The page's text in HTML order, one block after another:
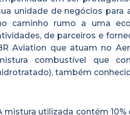
unidade de negócios para
caminho rumo a uma
de parceiros e
Aviation que atuam no
combustível que
também
mistura utilizada contém